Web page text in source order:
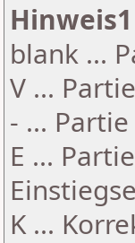
Hinweis1
blank ...
V ...
- ...
E ...
K ...